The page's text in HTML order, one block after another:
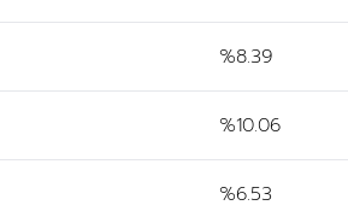
%8.39
%10.06
%6.53